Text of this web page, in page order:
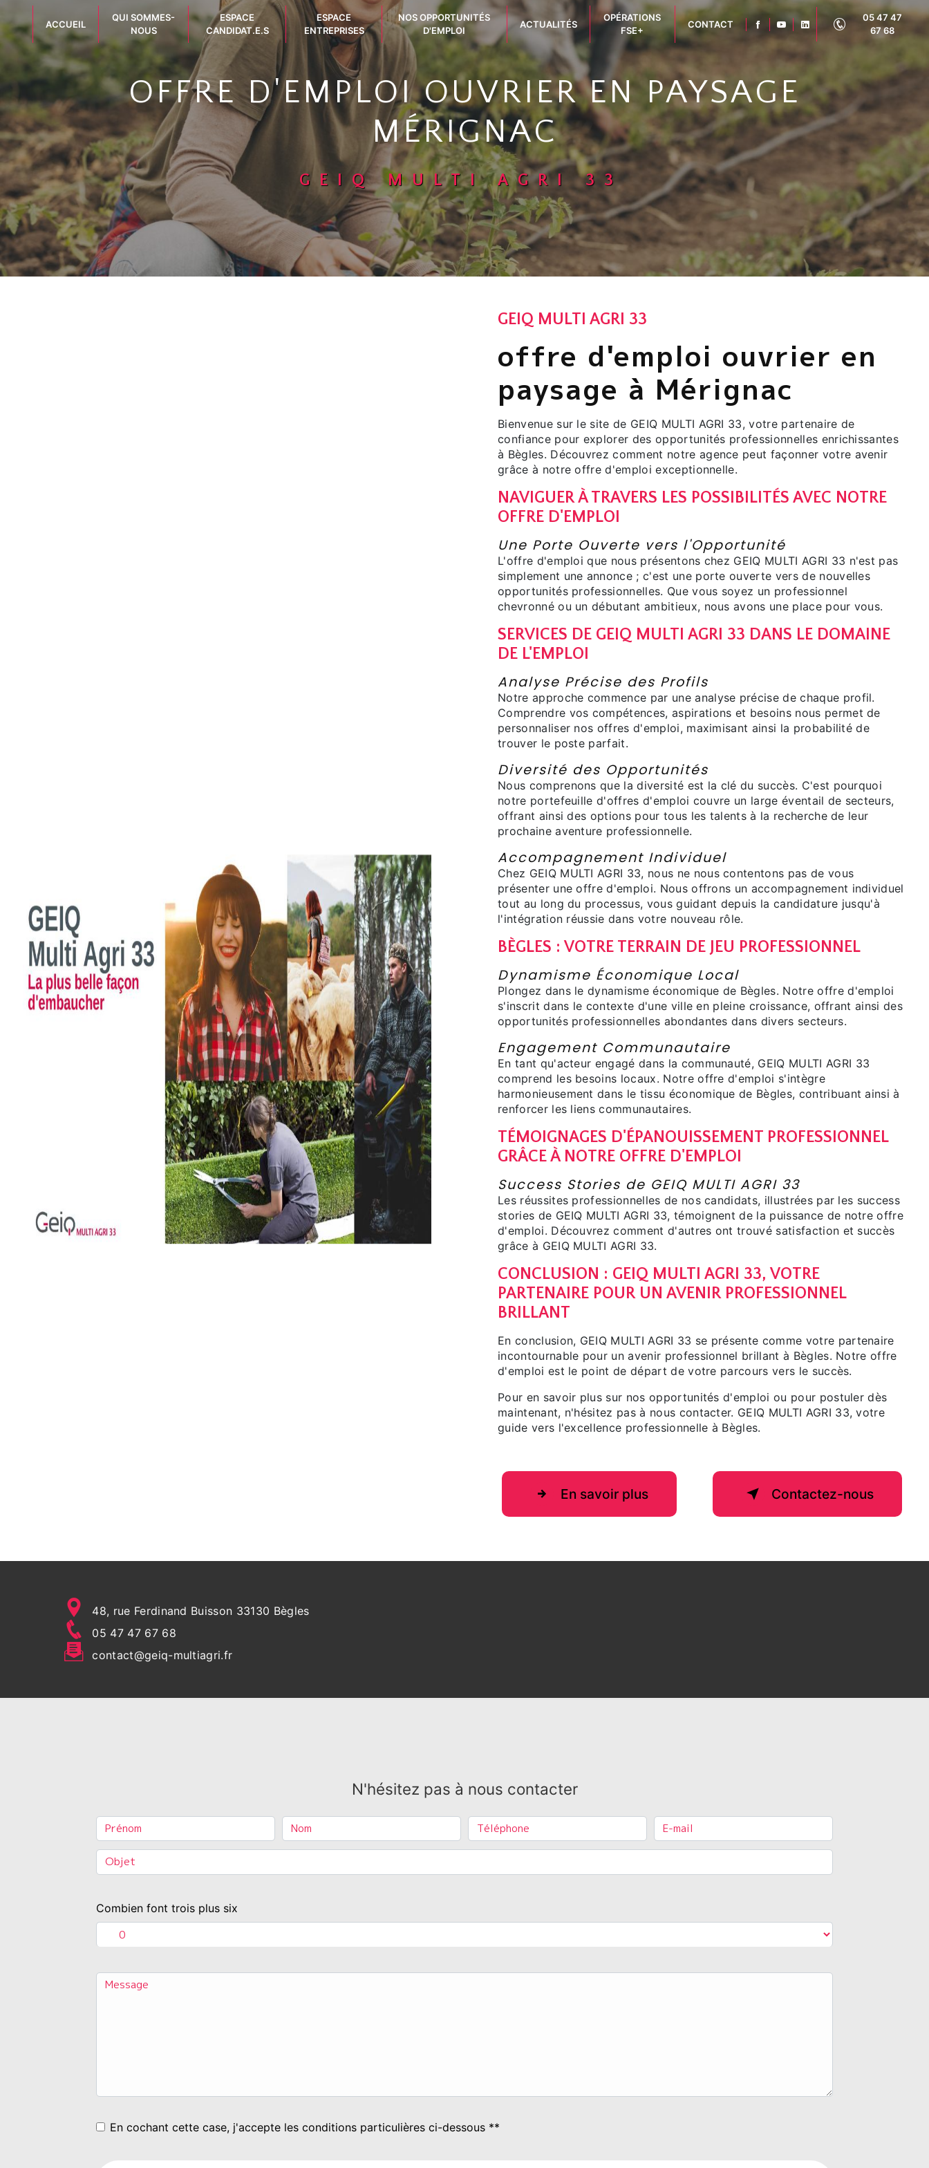
ACCUEIL
QUI SOMMES-
NOUS
ESPACE
CANDIDAT.E.S
ESPACE
ENTREPRISES
NOS OPPORTUNITÉS
D'EMPLOI
ACTUALITÉS
OPÉRATIONS
FSE+
CONTACT
05 47 47
67 68
OFFRE D'EMPLOI OUVRIER EN PAYSAGE
MÉRIGNAC
GEIQ MULTI AGRI 33
GEIQ MULTI AGRI 33
offre d'emploi ouvrier en
paysage à Mérignac
Bienvenue sur le site de GEIQ MULTI AGRI 33, votre partenaire de
confiance pour explorer des opportunités professionnelles enrichissantes
à Bègles. Découvrez comment notre agence peut façonner votre avenir
grâce à notre offre d'emploi exceptionnelle.
NAVIGUER À TRAVERS LES POSSIBILITÉS AVEC NOTRE
OFFRE D'EMPLOI
Une Porte Ouverte vers l'Opportunité
L'offre d'emploi que nous présentons chez GEIQ MULTI AGRI 33 n'est pas
simplement une annonce ; c'est une porte ouverte vers de nouvelles
opportunités professionnelles. Que vous soyez un professionnel
chevronné ou un débutant ambitieux, nous avons une place pour vous.
SERVICES DE GEIQ MULTI AGRI 33 DANS LE DOMAINE
DE L'EMPLOI
Analyse Précise des Profils
Notre approche commence par une analyse précise de chaque profil.
Comprendre vos compétences, aspirations et besoins nous permet de
personnaliser nos offres d'emploi, maximisant ainsi la probabilité de
trouver le poste parfait.
Diversité des Opportunités
Nous comprenons que la diversité est la clé du succès. C'est pourquoi
notre portefeuille d'offres d'emploi couvre un large éventail de secteurs,
offrant ainsi des options pour tous les talents à la recherche de leur
prochaine aventure professionnelle.
Accompagnement Individuel
Chez GEIQ MULTI AGRI 33, nous ne nous contentons pas de vous
présenter une offre d'emploi. Nous offrons un accompagnement individuel
tout au long du processus, vous guidant depuis la candidature jusqu'à
l'intégration réussie dans votre nouveau rôle.
BÈGLES : VOTRE TERRAIN DE JEU PROFESSIONNEL
Dynamisme Économique Local
Plongez dans le dynamisme économique de Bègles. Notre offre d'emploi
s'inscrit dans le contexte d'une ville en pleine croissance, offrant ainsi des
opportunités professionnelles abondantes dans divers secteurs.
Engagement Communautaire
En tant qu'acteur engagé dans la communauté, GEIQ MULTI AGRI 33
comprend les besoins locaux. Notre offre d'emploi s'intègre
harmonieusement dans le tissu économique de Bègles, contribuant ainsi à
renforcer les liens communautaires.
TÉMOIGNAGES D'ÉPANOUISSEMENT PROFESSIONNEL
GRÂCE À NOTRE OFFRE D'EMPLOI
Success Stories de GEIQ MULTI AGRI 33
Les réussites professionnelles de nos candidats, illustrées par les success
stories de GEIQ MULTI AGRI 33, témoignent de la puissance de notre offre
d'emploi. Découvrez comment d'autres ont trouvé satisfaction et succès
grâce à GEIQ MULTI AGRI 33.
CONCLUSION : GEIQ MULTI AGRI 33, VOTRE
PARTENAIRE POUR UN AVENIR PROFESSIONNEL
BRILLANT
En conclusion, GEIQ MULTI AGRI 33 se présente comme votre partenaire
incontournable pour un avenir professionnel brillant à Bègles. Notre offre
d'emploi est le point de départ de votre parcours vers le succès.
Pour en savoir plus sur nos opportunités d'emploi ou pour postuler dès
maintenant, n'hésitez pas à nous contacter. GEIQ MULTI AGRI 33, votre
guide vers l'excellence professionnelle à Bègles.
En savoir plus Contactez-nous
48, rue Ferdinand Buisson 33130 Bègles
05 47 47 67 68
contact@geiq-multiagri.fr
N'hésitez pas à nous contacter
Combien font trois plus six
En cochant cette case, j'accepte les conditions particulières ci-dessous **
Panneau de gestion des cookies